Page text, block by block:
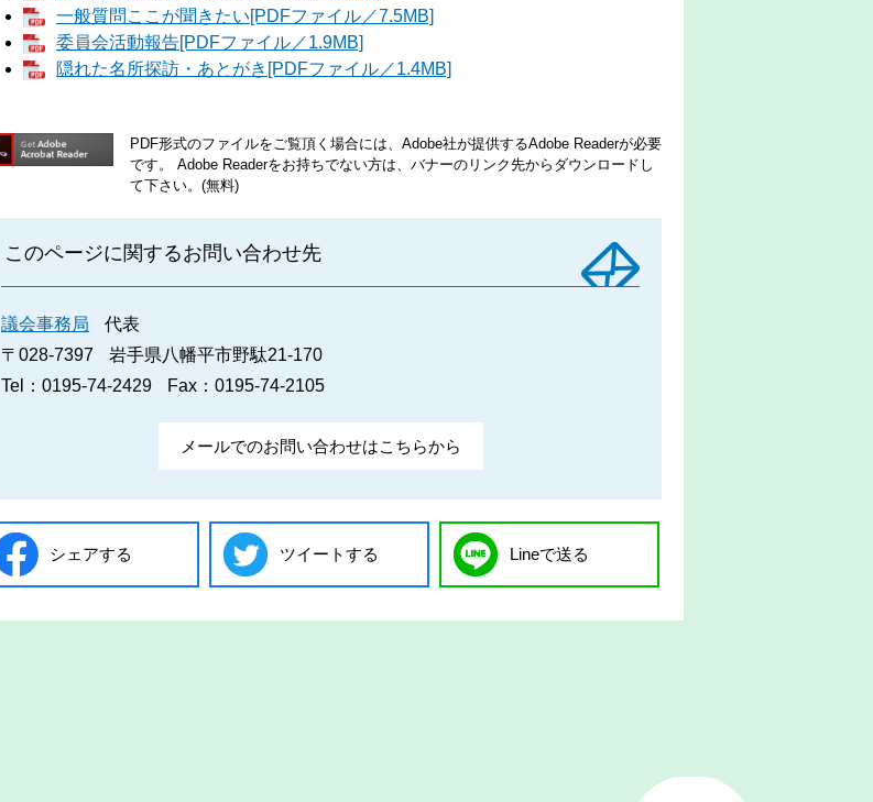
一般質問ここが聞きたい[PDFファイル／7.5MB]
委員会活動報告[PDFファイル／1.9MB]
隠れた名所探訪・あとがき[PDFファイル／1.4MB]
PDF形式のファイルをご覧頂く場合には、Adobe社が提供するAdobe Readerが必要
です。
Adobe Readerをお持ちでない方は、バナーのリンク先からダウンロードし
て下さい。(無料)
このページに関するお問い合わせ先
議会事務局
代表
〒028-7397
岩手県八幡平市野駄21-170
Tel：0195-74-2429
Fax：0195-74-2105
メールでのお問い合わせはこちらから
シェアする ツイートする Lineで送る